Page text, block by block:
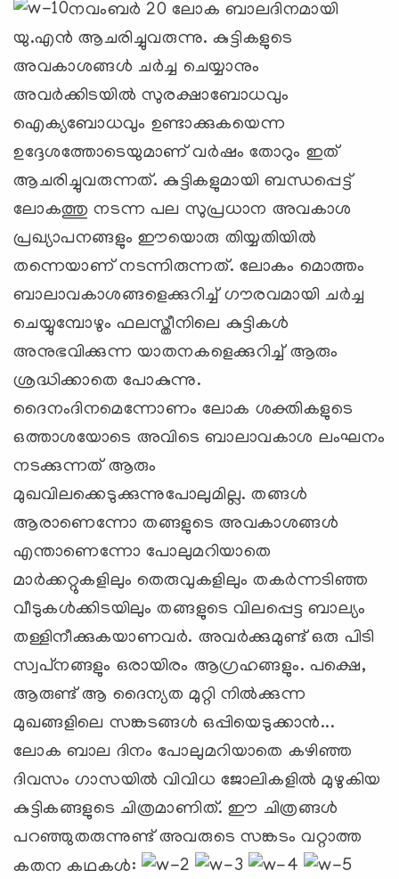
നവംബര്‍ 20 ലോക ബാലദിനമായി
യു.എന്‍ ആചരിച്ചുവരുന്നു. കുട്ടികളുടെ
അവകാശങ്ങള്‍ ചര്‍ച്ച ചെയ്യാനും
അവര്‍ക്കിടയില്‍ സുരക്ഷാബോധവും
ഐക്യബോധവും ഉണ്ടാക്കുകയെന്ന
ഉദ്ദേശത്തോടെയുമാണ് വര്‍ഷം തോറും ഇത്
ആചരിച്ചുവരുന്നത്. കുട്ടികളുമായി ബന്ധപ്പെട്ട്
ലോകത്തു നടന്ന പല സുപ്രധാന അവകാശ
പ്രഖ്യാപനങ്ങളും ഈയൊരു തിയ്യതിയില്‍
തന്നെയാണ് നടന്നിരുന്നത്. ലോകം മൊത്തം
ബാലാവകാശങ്ങളെക്കുറിച്ച് ഗൗരവമായി ചര്‍ച്ച
ചെയ്യുമ്പോഴും ഫലസ്തീനിലെ കുട്ടികള്‍
അനുഭവിക്കുന്ന യാതനകളെക്കുറിച്ച് ആരും
ശ്രദ്ധിക്കാതെ പോകുന്നു.
ദൈനംദിനമെന്നോണം ലോക ശക്തികളുടെ
ഒത്താശയോടെ അവിടെ ബാലാവകാശ ലംഘനം
നടക്കുന്നത് ആരും
മുഖവിലക്കെടുക്കുന്നുപോലുമില്ല. തങ്ങള്‍
ആരാണെന്നോ തങ്ങളുടെ അവകാശങ്ങള്‍
എന്താണെന്നോ പോലുമറിയാതെ
മാര്‍ക്കറ്റുകളിലും തെരുവുകളിലും തകര്‍ന്നടിഞ്ഞ
വീടുകള്‍ക്കിടയിലും തങ്ങളുടെ വിലപ്പെട്ട ബാല്യം
തള്ളിനീക്കുകയാണവര്‍. അവര്‍ക്കുമുണ്ട് ഒരു പിടി
സ്വപ്‌നങ്ങളും ഒരായിരം ആഗ്രഹങ്ങളും. പക്ഷെ,
ആരുണ്ട് ആ ദൈന്യത മുറ്റി നില്‍ക്കുന്ന
മുഖങ്ങളിലെ സങ്കടങ്ങള്‍ ഒപ്പിയെടുക്കാന്‍...
ലോക ബാല ദിനം പോലുമറിയാതെ കഴിഞ്ഞ
ദിവസം ഗാസയില്‍ വിവിധ ജോലികളില്‍ മുഴുകിയ
കുട്ടികങ്ങളുടെ ചിത്രമാണിത്. ഈ ചിത്രങ്ങള്‍
പറഞ്ഞുതരുന്നുണ്ട് അവരുടെ സങ്കടം വറ്റാത്ത
കതന കഥകള്‍: